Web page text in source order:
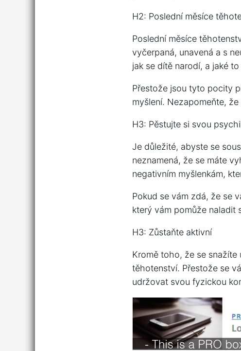
H2: Poslední měsíce
Poslední měsíce
vyčerpaná, unavená a s
jak se dítě narodí, a jaké
Přestože jsou tyto pocity
myšlení. Nezapomeňte,
H3: Pěstujte si svou
Je důležité, abyste se
neznamená, že se máte
negativním myšlenkám,
Pokud se vám zdá, že se
který vám pomůže naladit
H3: Zůstaňte aktivní
Kromě toho, že se
těhotenství. Přestože se
udržovat svou fyzickou